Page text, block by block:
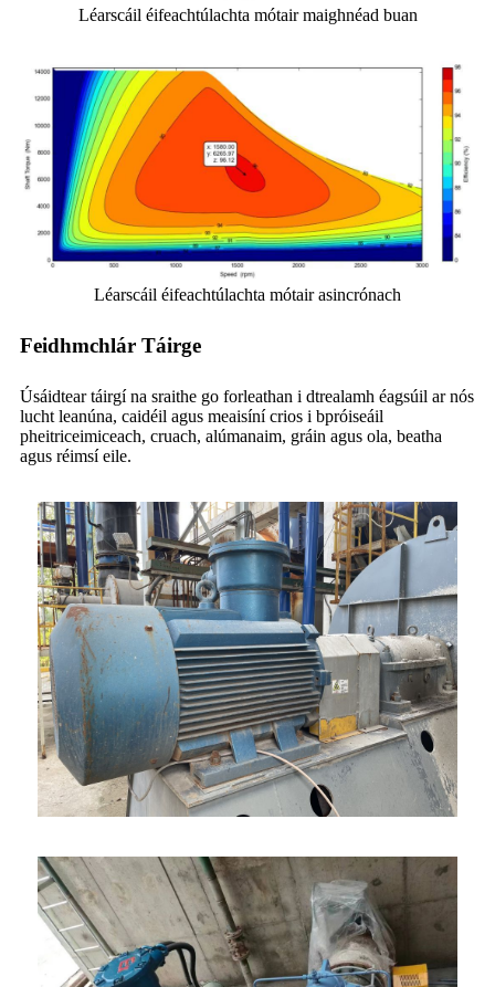
Léarscáil éifeachtúlachta mótair maighnéad buan
Léarscáil éifeachtúlachta mótair asincrónach
Feidhmchlár Táirge
Úsáidtear táirgí na sraithe go forleathan i dtrealamh éagsúil ar nós
lucht leanúna, caidéil agus meaisíní crios i bpróiseáil
pheitriceimiceach, cruach, alúmanaim, gráin agus ola, beatha
agus réimsí eile.